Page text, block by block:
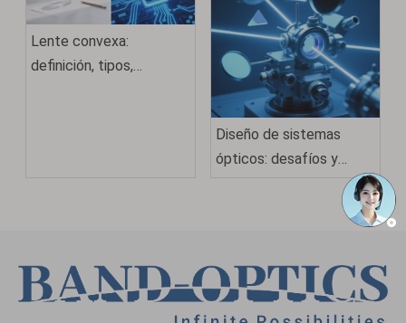
Lente convexa:
definición, tipos,
Diseño de sistemas
ópticos: desafíos y